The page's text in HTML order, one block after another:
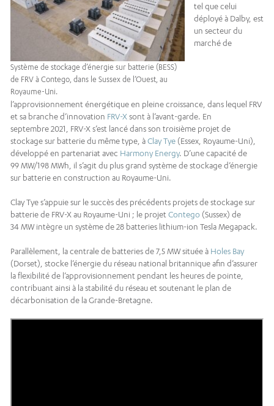
Système de stockage d’énergie sur batterie (BESS)
de FRV à Contego, dans le Sussex de l’Ouest, au
Royaume-Uni.
tel que celui
déployé à Dalby, est
un secteur du
marché de
l’approvisionnement énergétique en pleine croissance, dans lequel FRV
et sa branche d’innovation FRV-X sont à l’avant-garde. En
septembre 2021, FRV-X s’est lancé dans son troisième projet de
stockage sur batterie du même type, àClay Tye (Essex, Royaume-Uni),
développé en partenariat avec Harmony Energy. D’une capacité de
99 MW/198 MWh, il s’agit du plus grand système de stockage d’énergie
sur batterie en construction au Royaume-Uni.
Clay Tye s’appuie sur le succès des précédents projets de stockage sur
batterie de FRV-X au Royaume-Uni ; le projet Contego (Sussex) de
34 MW intègre un système de 28 batteries lithium-ion Tesla Megapack.
Parallèlement, la centrale de batteries de 7,5 MW située à Holes Bay
(Dorset), stocke l’énergie du réseau national britannique afin d’assurer
la flexibilité de l’approvisionnement pendant les heures de pointe,
contribuant ainsi à la stabilité du réseau et soutenant le plan de
décarbonisation de la Grande-Bretagne.